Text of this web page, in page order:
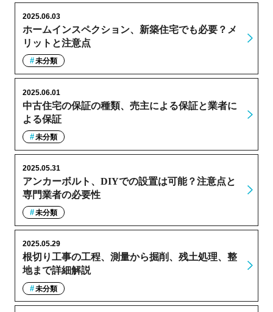
ホームインスペクション、新築住宅でも必要？メ
リットと注意点
2025.06.03
未分類
中古住宅の保証の種類、売主による保証と業者に
よる保証
2025.06.01
未分類
アンカーボルト、DIYでの設置は可能？注意点と
専門業者の必要性
2025.05.31
未分類
根切り工事の工程、測量から掘削、残土処理、整
地まで詳細解説
2025.05.29
未分類